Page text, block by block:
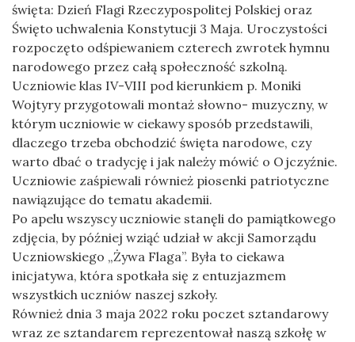
święta: Dzień Flagi Rzeczypospolitej Polskiej oraz
Święto uchwalenia Konstytucji 3 Maja. Uroczystości
rozpoczęto odśpiewaniem czterech zwrotek hymnu
narodowego przez całą społeczność szkolną.
Uczniowie klas IV-VIII pod kierunkiem p. Moniki
Wojtyry przygotowali montaż słowno- muzyczny, w
którym uczniowie w ciekawy sposób przedstawili,
dlaczego trzeba obchodzić święta narodowe, czy
warto dbać o tradycję i jak należy mówić o Ojczyźnie.
Uczniowie zaśpiewali również piosenki patriotyczne
nawiązujące do tematu akademii.
Po apelu wszyscy uczniowie stanęli do pamiątkowego
zdjęcia, by później wziąć udział w akcji Samorządu
Uczniowskiego „Żywa Flaga”. Była to ciekawa
inicjatywa, która spotkała się z entuzjazmem
wszystkich uczniów naszej szkoły.
Również dnia 3 maja 2022 roku poczet sztandarowy
wraz ze sztandarem reprezentował naszą szkołę w